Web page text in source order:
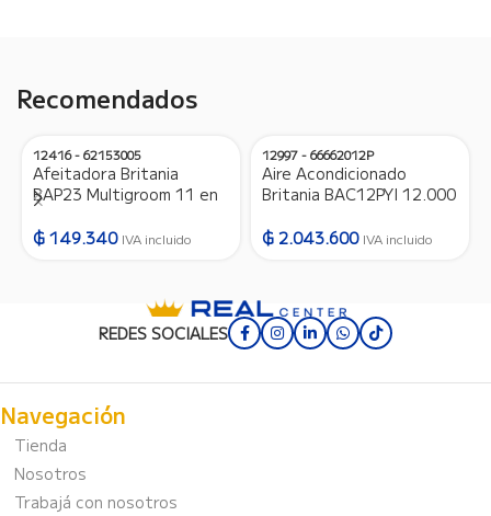
Recomendados
12416 - 62153005
Afeitadora Britania
BAP23 Multigroom 11 en
₲ 149.340 IVA incluido
12997 - 66662012P
Aire Acondicionado
Britania BAC12PYI 12.000
R410A – 220V/50HZ –
₲2.043.600 IVA incluido
REDES SOCIALES
Navegación
Tienda
Nosotros
Trabajá con nosotros